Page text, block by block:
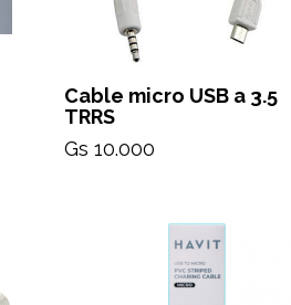
Cable micro USB a 3.5
TRRS
Gs 10.000